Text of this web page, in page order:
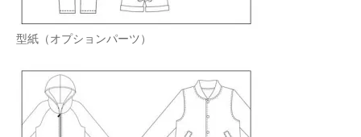
型紙（オプションパーツ）